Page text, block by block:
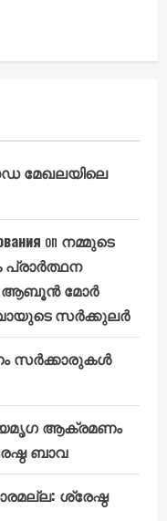
മേഖലയിലെ
on നമ്മുടെ
പ്രാർത്ഥന
ആബൂൻ മോർ
സർക്കുലർ
സർക്കാരുകൾ
ആക്രമണം
ബാവ
ശ്രേഷ്ഠ